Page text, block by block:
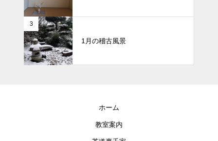
3
1月の稽古風景
ホーム
教室案内